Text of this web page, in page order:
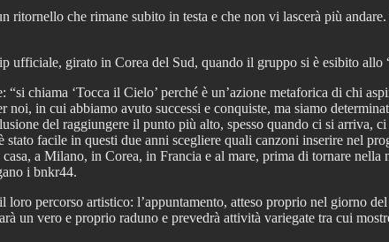
ritornello che rimane subito in testa e che non vi lascerà più
girato in Corea del Sud, quando il gruppo si è esibito allo
chiama ‘Tocca il Cielo’ perché è un’azione metaforica di chi
in cui abbiamo avuto successi e conquiste, ma siamo
del raggiungere il punto più alto, spesso quando ci si arriva,
facile in questi due anni scegliere quali canzoni inserire nel
a Milano, in Corea, in Francia e al mare, prima di tornare
i bnkr44.
percorso artistico: l’appuntamento, atteso proprio nel giorno
un vero e proprio raduno e prevedrà attività variegate tra cui